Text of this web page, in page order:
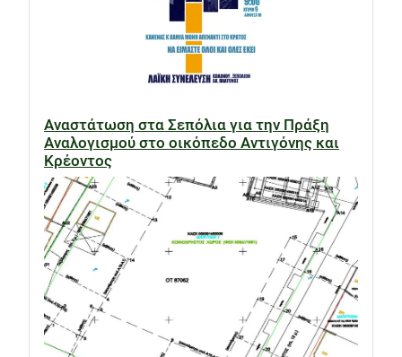
Αναστάτωση στα Σεπόλια για την Πράξη
Αναλογισμού στο οικόπεδο Αντιγόνης και
Κρέοντος